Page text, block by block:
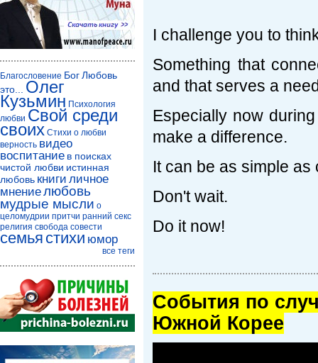
I challenge you to
Something that
and that serves a
Especially now
make a difference.
It can be as simple
Don't wait.
Do it now!
Cобытия по
Южной Корее
Благословение БогЛюбовь
это...
Олег
Кузьмин Психология
любви Свой среди
своих Стихи о любви
верность видео
воспитание в поисках
чистой любви истинная
любовь книги личное
мнениелюбовь
мудрые мысли о
целомудрии притчи ранний секс
религия свобода совести
семья стихи юмор
все теги